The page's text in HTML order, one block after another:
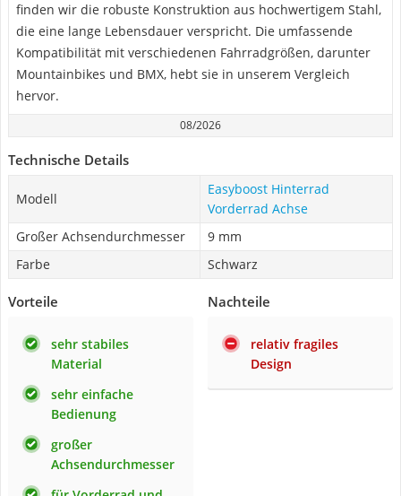
finden wir die robuste Konstruktion aus hochwertigem Stahl,
die eine lange Lebensdauer verspricht. Die umfassende
Kompatibilität mit verschiedenen Fahrradgrößen, darunter
Mountainbikes und BMX, hebt sie in unserem Vergleich
hervor.
08/2026
Technische Details
Modell
Easyboost Hinterrad
Vorderrad Achse
Großer Achsendurchmesser
9 mm
Farbe
Schwarz
Vorteile
sehr stabiles
Material
sehr einfache
Bedienung
großer
Achsendurchmesser
Nachteile
relativ fragiles
Design